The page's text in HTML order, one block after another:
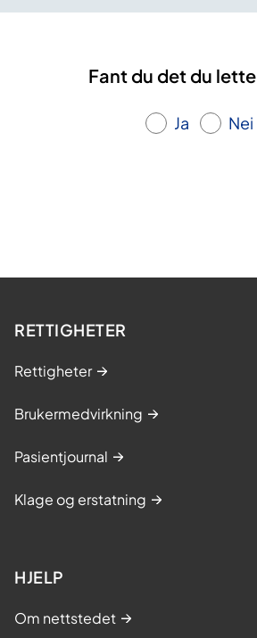
Fant du det du
Ja Nei
RETTIGHETER
Rettigheter
Brukermedvirkning
Pasientjournal
Klage og erstatning
HJELP
Om nettstedet